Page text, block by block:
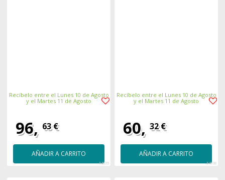
Recíbelo entre el Lunes 10 de Agosto
y el Martes 11 de Agosto
96, 63 €
AÑADIR A CARRITO
54935
Recíbelo entre el Lunes 10 de Agosto
y el Martes 11 de Agosto
60, 32 €
AÑADIR A CARRITO
54938